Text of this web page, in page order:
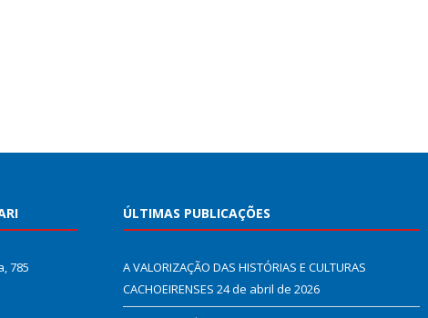
785
ÚLTIMAS PUBLICAÇÕES
A VALORIZAÇÃO DAS HISTÓRIAS E CULTURAS
CACHOEIRENSES 24 de abril de 2026